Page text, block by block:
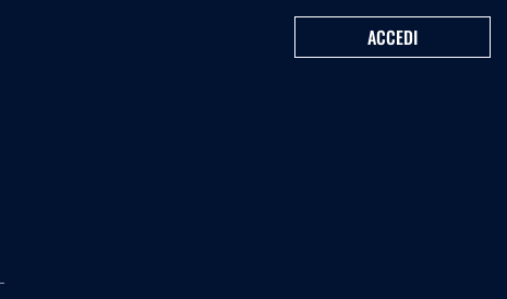
ACCEDI